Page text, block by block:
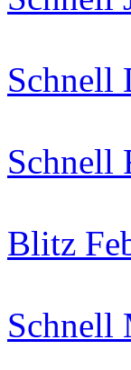
Schnell
Schnell
Blitz
Schnell